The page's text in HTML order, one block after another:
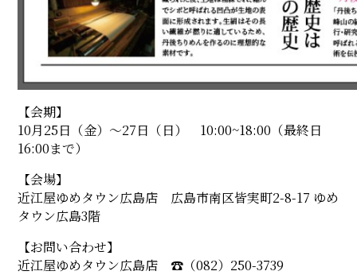
【会期】
10月25日（金）〜27日（日） 10:00~18:00（最終日
16:00まで）
【会場】
近江屋ゆめタウン広島店 広島市南区皆実町2-8-17 ゆめ
タウン広島3階
【お問い合わせ】
近江屋ゆめタウン広島店 ☎︎（082）250-3739